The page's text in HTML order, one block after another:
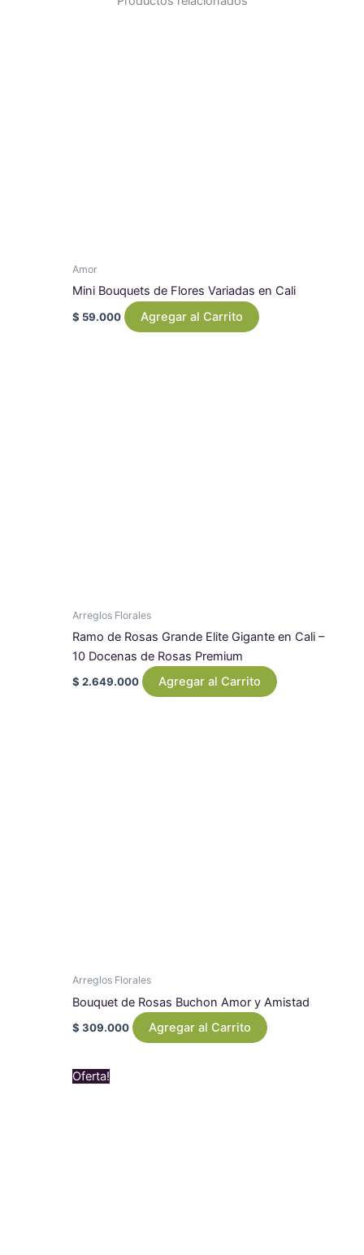
Amor
Mini Bouquets de Flores Variadas en Cali
$ 59.000 Agregar al Carrito
Arreglos Florales
Ramo de Rosas Grande Elite Gigante en Cali –
10 Docenas de Rosas Premium
$ 2.649.000 Agregar al Carrito
Arreglos Florales
Bouquet de Rosas Buchon Amor y Amistad
$ 309.000 Agregar al Carrito
Oferta!